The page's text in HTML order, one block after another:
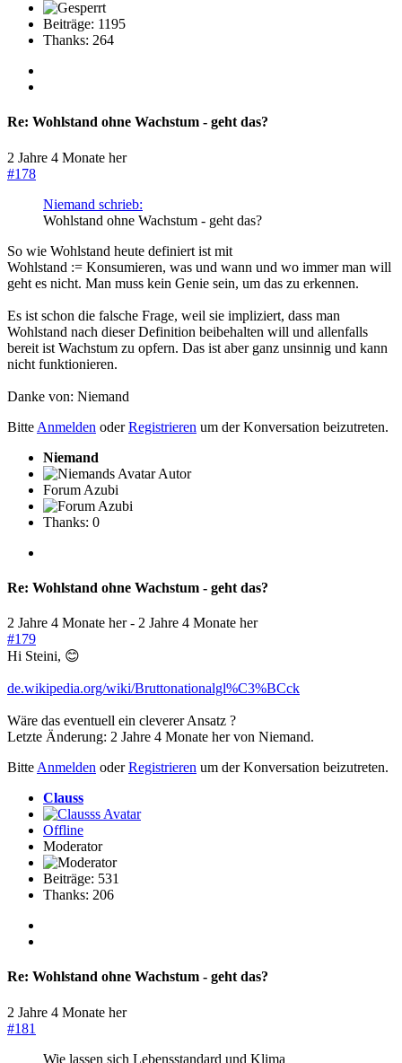
Beiträge: 1195
Thanks: 264
Re: Wohlstand ohne Wachstum - geht das?
2 Jahre 4 Monate her
#178
Niemand schrieb:
Wohlstand ohne Wachstum - geht das?
So wie Wohlstand heute definiert ist mit
Wohlstand := Konsumieren, was und wann und wo immer man will
geht es nicht. Man muss kein Genie sein, um das zu erkennen.
Es ist schon die falsche Frage, weil sie impliziert, dass man
Wohlstand nach dieser Definition beibehalten will und allenfalls
bereit ist Wachstum zu opfern. Das ist aber ganz unsinnig und kann
nicht funktionieren.
Danke von: Niemand
Bitte Anmelden oderRegistrieren um der Konversation beizutreten.
Niemand
Autor
Forum Azubi
Thanks: 0
Re: Wohlstand ohne Wachstum - geht das?
2 Jahre 4 Monate her- 2 Jahre 4 Monate her
#179
Hi Steini, 😊
de.wikipedia.org/wiki/Bruttonationalgl%C3%BCck
Wäre das eventuell ein cleverer Ansatz ?
Letzte Änderung: 2 Jahre 4 Monate her von Niemand.
Bitte Anmelden oderRegistrieren um der Konversation beizutreten.
Clauss
Offline
Moderator
Beiträge: 531
Thanks: 206
Re: Wohlstand ohne Wachstum - geht das?
2 Jahre 4 Monate her
#181
Wie lassen sich Lebensstandard und Klima